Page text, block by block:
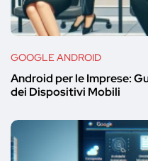
GOOGLE ANDROID
Android per le Imprese:
dei Dispositivi Mobili